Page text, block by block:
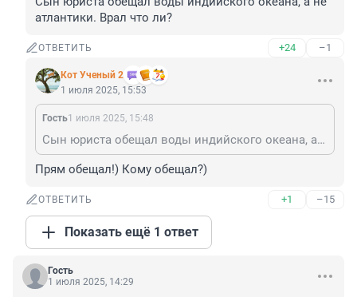
атлантики. Врал что ли?
ОТВЕТИТЬ +24 –1
Кот Ученый 2
1 июля 2025, 15:53
Гость1 июля 2025, 15:48
Сын юриста обещал воды индийского океана, а не атлантики. Врал что ли?
Прям обещал!) Кому обещал?)
ОТВЕТИТЬ +1 –15
Показать ещё 1 ответ
Гость
1 июля 2025, 14:29